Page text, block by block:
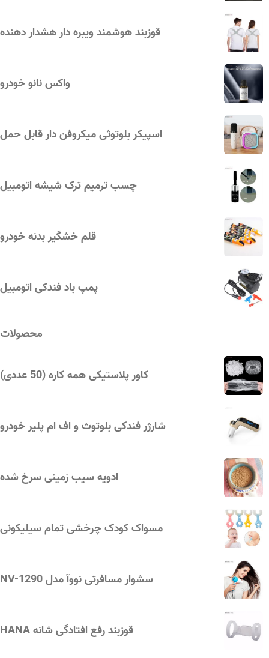
به استایل خود قائل هستید.
قوزبند هوشمند ویبره‌ دار هشدار دهنده
واکس نانو خودرو
اسپیکر بلوتوثی میکروفن دار قابل حمل
چسب ترمیم ترک شیشه اتومبیل
قلم خشگیر بدنه خودرو
پمپ باد فندکی اتومبیل
محصولات
کاور پلاستیکی همه کاره (50 عددی)
شارژر فندکی بلوتوث و اف ام پلیر خودرو
ادویه سیب زمینی سرخ شده
مسواک کودک چرخشی تمام سیلیکونی
سشوار مسافرتی نووآ مدل NV-1290
قوزبند رفع افتادگی شانه HANA